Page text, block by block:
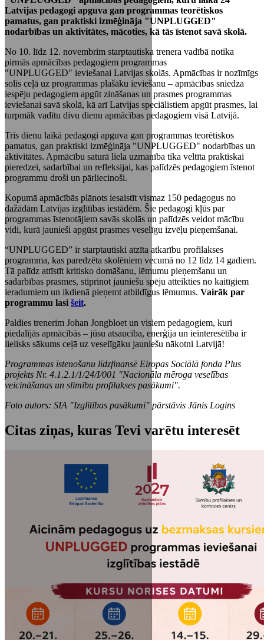
Latvijas pedagogi apguva gan programmas teorētiskos
pamatus, gan praktiski izmēģināja "UNPLUGGED"
nodarbības un aktivitātes, mācoties, kā tās īstenot savā skolā.
No 10. līdz 12. novembrim starptautiska trenera vadībā notika
pirmās apmācības pedagogiem programmas
"UNPLUGGED" ieviešanai Latvijas skolās. Apmācības ir nozīmīgs
solis ceļā uz programmas plašāku ieviešanu – apmācības sniedza
iespēju pedagogiem apgūt zināšanas un prasmes programmas
ieviešanai savā skolā, kā arī Latvijas speciālistiem apgūt prasmes, lai
turpmāk vadītu divu dienu apmācības pedagogiem visā Latvijā.
Trīs dienu laikā pedagogi apguva gan programmas teorētiskos
pamatus, gan praktiski izmēģināja "UNPLUGGED" nodarbības un
aktivitātes. Apmācību saturā liela uzmanība tika veltīta praktiskai
pieredzei, sadarbībai un refleksijai, kas palīdzēs pedagogiem īstenot
programmu droši un pārliecinoši.
Kopumā apmācībās plānots iesaistīt vismaz 150 pedagogus no
dažādām Latvijas izglītības iestādēm. Šie pedagogi kļūs par
programmas īstenotājiem savās skolās un palīdzēs veidot mācību
vidi, kurā jaunieši apgūst prasmes veselīgu izvēļu pieņemšanai.
“UNPLUGGED” ir starptautiski atzīta atkarību profilakses
programma, kas paredzēta skolēniem vecumā no 12 līdz 14 gadiem.
Tā palīdz attīstīt kritisko domāšanu, lēmumu pieņemšanu un
sadarbības prasmes, stiprinot jauniešu spēju atteikties no kaitīgiem
ieradumiem un ikdienā pieņemt atbildīgus lēmumus. Vairāk par
programmu lasi šeit.
Paldies trenerim Johan Jongbloet un visiem pedagogiem, kuri
piedalījās apmācībās – jūsu atsaucība, enerģija un ieinteresētība ir
lielisks sākums ceļā uz veselīgāku jauniešu nākotni Latvijā!
Programmas īstenošanu līdzfinansē Eiropas Sociālā fonda Plus
projekts Nr. 4.1.2.1/1/24/I/001 "Nacionāla mēroga veselības
veicināšanas un slimību profilakses pasākumi".
Foto autors: SIA "Izglītības pasākumi" pārstāvis Jānis Logins
Citas ziņas, kuras Tevi varētu interesēt